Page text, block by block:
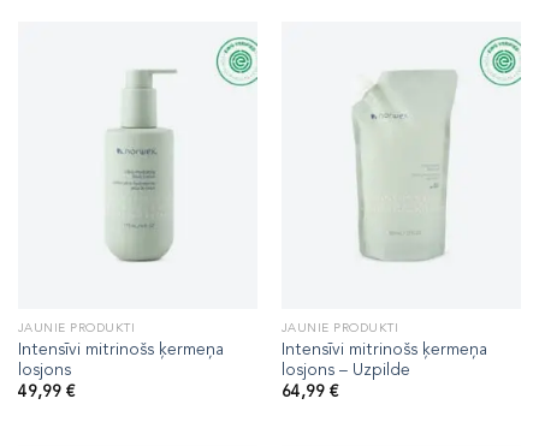
JAUNIE PRODUKTI
Intensīvi mitrinošs ķermeņa
losjons
49,99 €
JAUNIE PRODUKTI
Intensīvi mitrinošs ķermeņa
losjons – Uzpilde
64,99 €